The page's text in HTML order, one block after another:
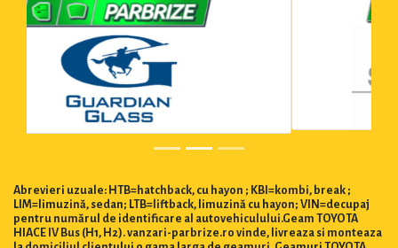
Abrevieri uzuale: HTB=hatchback, cu hayon ; KBI=kombi, break ;
LIM=limuzină, sedan; LTB=liftback, limuzină cu hayon; VIN=decupaj
pentru numărul de identificare al autovehiculului.Geam TOYOTA
HIACE IV Bus (H1, H2). vanzari-parbrize.ro vinde, livreaza si monteaza
la domiciliul clientului o gama larga de geamuri. Geamuri TOYOTA